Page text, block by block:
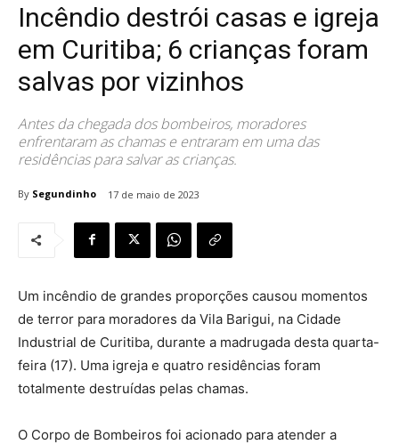
Incêndio destrói casas e igreja
em Curitiba; 6 crianças foram
salvas por vizinhos
Antes da chegada dos bombeiros, moradores
enfrentaram as chamas e entraram em uma das
residências para salvar as crianças.
By Segundinho 17 de maio de 2023
Um incêndio de grandes proporções causou momentos
de terror para moradores da Vila Barigui, na Cidade
Industrial de Curitiba, durante a madrugada desta quarta-
feira (17). Uma igreja e quatro residências foram
totalmente destruídas pelas chamas.
O Corpo de Bombeiros foi acionado para atender a